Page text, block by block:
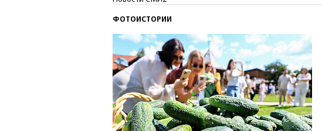
ФОТОИСТОРИИ